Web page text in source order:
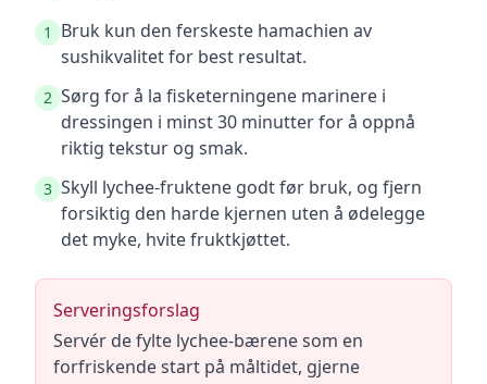
1
Bruk kun den ferskeste hamachien av
sushikvalitet for best resultat.
2 Sørg for å la fisketerningene marinere i
dressingen i minst 30 minutter for å oppnå
riktig tekstur og smak.
3 Skyll lychee-fruktene godt før bruk, og fjern
forsiktig den harde kjernen uten å ødelegge
det myke, hvite fruktkjøttet.
Serveringsforslag
Servér de fylte lychee-bærene som en
forfriskende start på måltidet, gjerne